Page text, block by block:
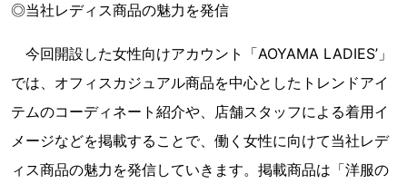
◎当社レディス商品の魅力を発信
今回開設した女性向けアカウント「AOYAMA LADIES’」
では、オフィスカジュアル商品を中心としたトレンドアイ
テムのコーディネート紹介や、店舗スタッフによる着用イ
メージなどを掲載することで、働く女性に向けて当社レデ
ィス商品の魅力を発信していきます。掲載商品は「洋服の